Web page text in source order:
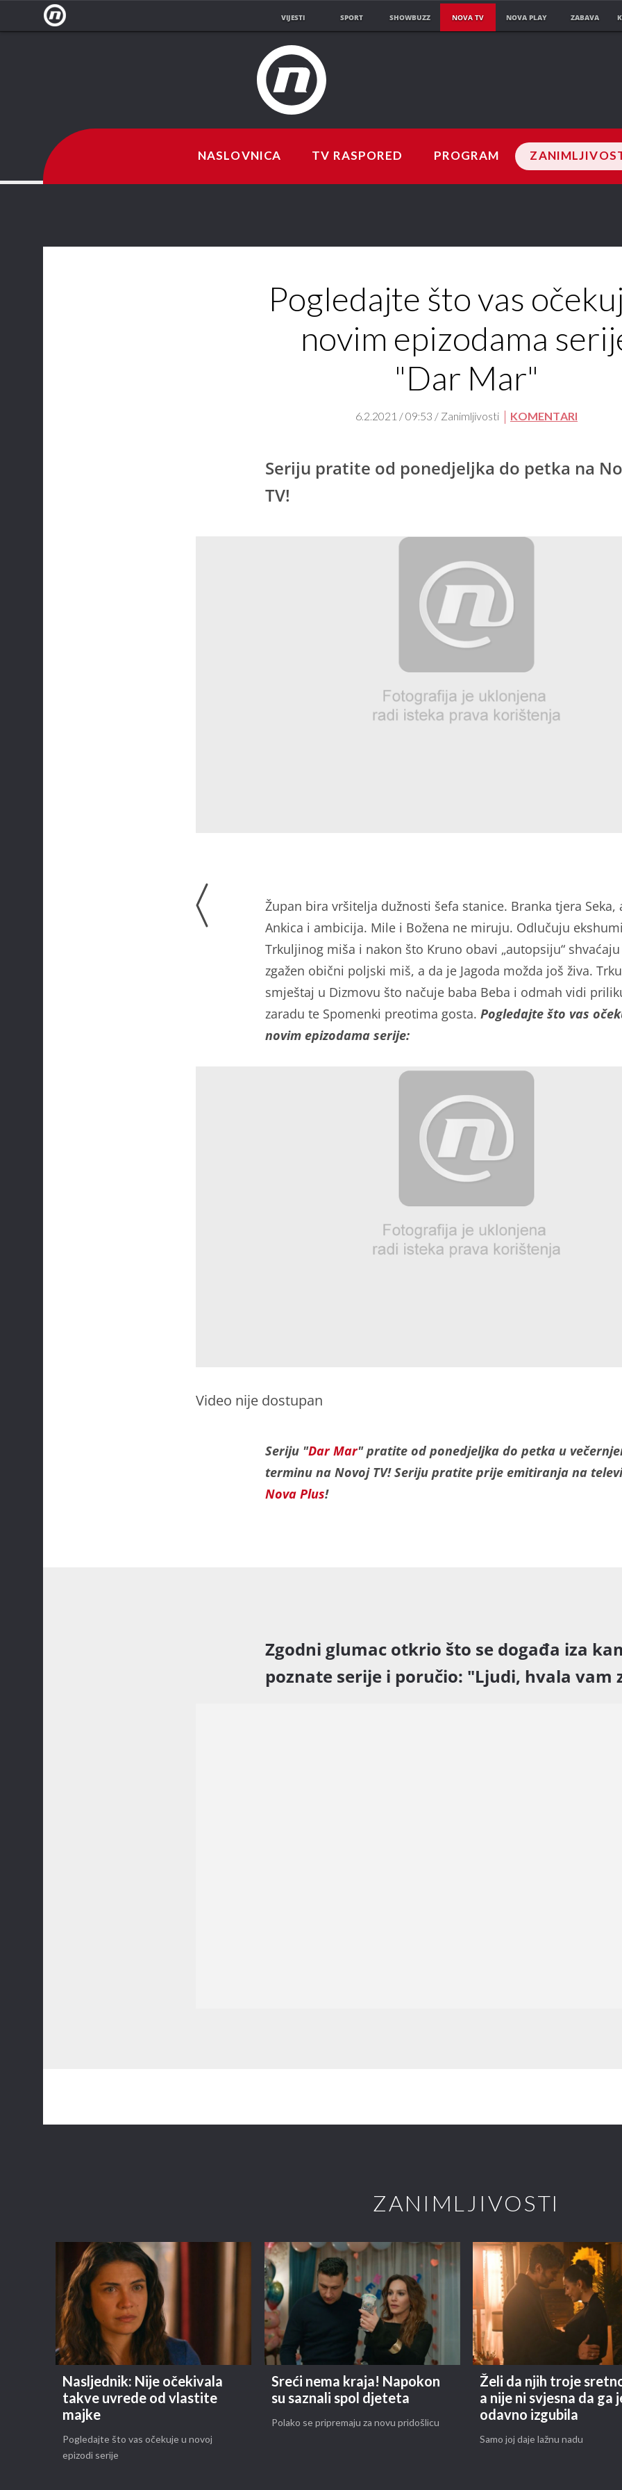
VIJESTI SPORT SHOWBUZZ NOVA TV NOVA PLAY ZABAVA
NASLOVNICA TV RASPORED PROGRAM
Pogledajte što vas
novim epizodama
"Dar Mar"
6.2.2021 / 09:53 / Zanimljivosti KOMENTARI
Seriju pratite od ponedjeljka do petka na
TV!
Župan bira vršitelja dužnosti šefa stanice. Branka tjera Seka,
Ankica i ambicija. Mile i Božena ne miruju. Odlučuju
Trkuljinog miša i nakon što Kruno obavi „autopsiju“
zgažen obični poljski miš, a da je Jagoda možda još živa.
smještaj u Dizmovu što načuje baba Beba i odmah vidi
zaradu te Spomenki preotima gosta. Pogledajte što vas
novim epizodama serije:
Video nije dostupan
Seriju "Dar Mar" pratite od ponedjeljka do petka u
terminu na Novoj TV! Seriju pratite prije emitiranja na
Nova Plus!
Zgodni glumac otkrio što se događa iza
poznate serije i poručio: "Ljudi, hvala vam
ZANIMLJIVOSTI
Nasljednik: Nije očekivala
takve uvrede od vlastite
majke
Pogledajte što vas očekuje u novoj
epizodi serije
Sreći nema kraja! Napokon
su saznali spol djeteta
Polako se pripremaju za novu pridošlicu
Želi da njih troje
a nije ni svjesna da ga
odavno izgubila
Samo joj daje lažnu nadu